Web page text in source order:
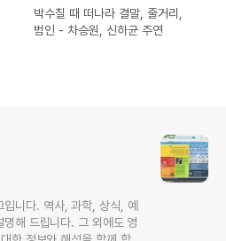
박수칠 때 떠나라 결말, 줄거리,
범인 - 차승원, 신하균 주연
입니다. 역사, 과학, 상식, 예
해 드립니다. 그 외에도 영